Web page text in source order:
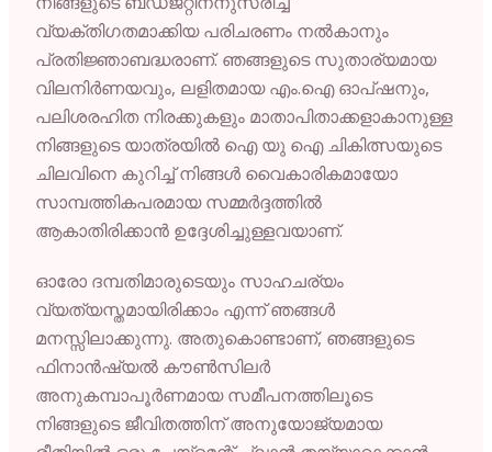
വ്യക്തിഗതമാക്കിയപരിചരണം നൽകാനും
പ്രതിജ്ഞാബദ്ധരാണ്.ഞങ്ങളുടെസുതാര്യമായ
വിലനിർണയവും, ലളിതമായഎം.ഐഓപ്ഷനും,
പലിശരഹിതനിരക്കുകളും മാതാപിതാക്കളാകാനുള്ള
നിങ്ങളുടെയാത്രയിൽ ഐയു ഐചികിത്സയുടെ
ചിലവിനെ കുറിച്ച്നിങ്ങൾ വൈകാരികമായോ
സാമ്പത്തികപരമായസമ്മർദ്ദത്തിൽ
ആകാതിരിക്കാൻ ഉദ്ദേശിച്ചുള്ളവയാണ്.
ഓരോ ദമ്പതിമാരുടെയും സാഹചര്യം
വ്യത്യസ്തമായിരിക്കാം എന്ന്ഞങ്ങൾ
മനസ്സിലാക്കുന്നു. അതുകൊണ്ടാണ്, ഞങ്ങളുടെ
ഫിനാൻഷ്യൽ കൗൺസിലർ
അനുകമ്പാപൂർണമായസമീപനത്തിലൂടെ
നിങ്ങളുടെജീവിതത്തിന്അനുയോജ്യമായ